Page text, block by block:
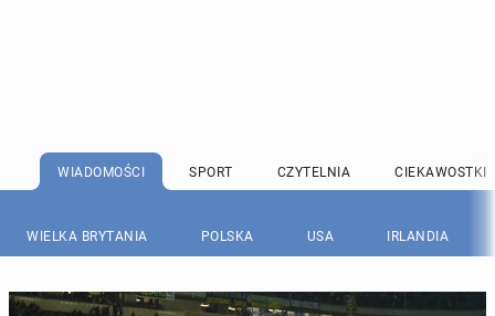
WIADOMOŚCI SPORT CZYTELNIA CIEKAWOSTKI
WIELKA BRYTANIA POLSKA USA IRLANDIA